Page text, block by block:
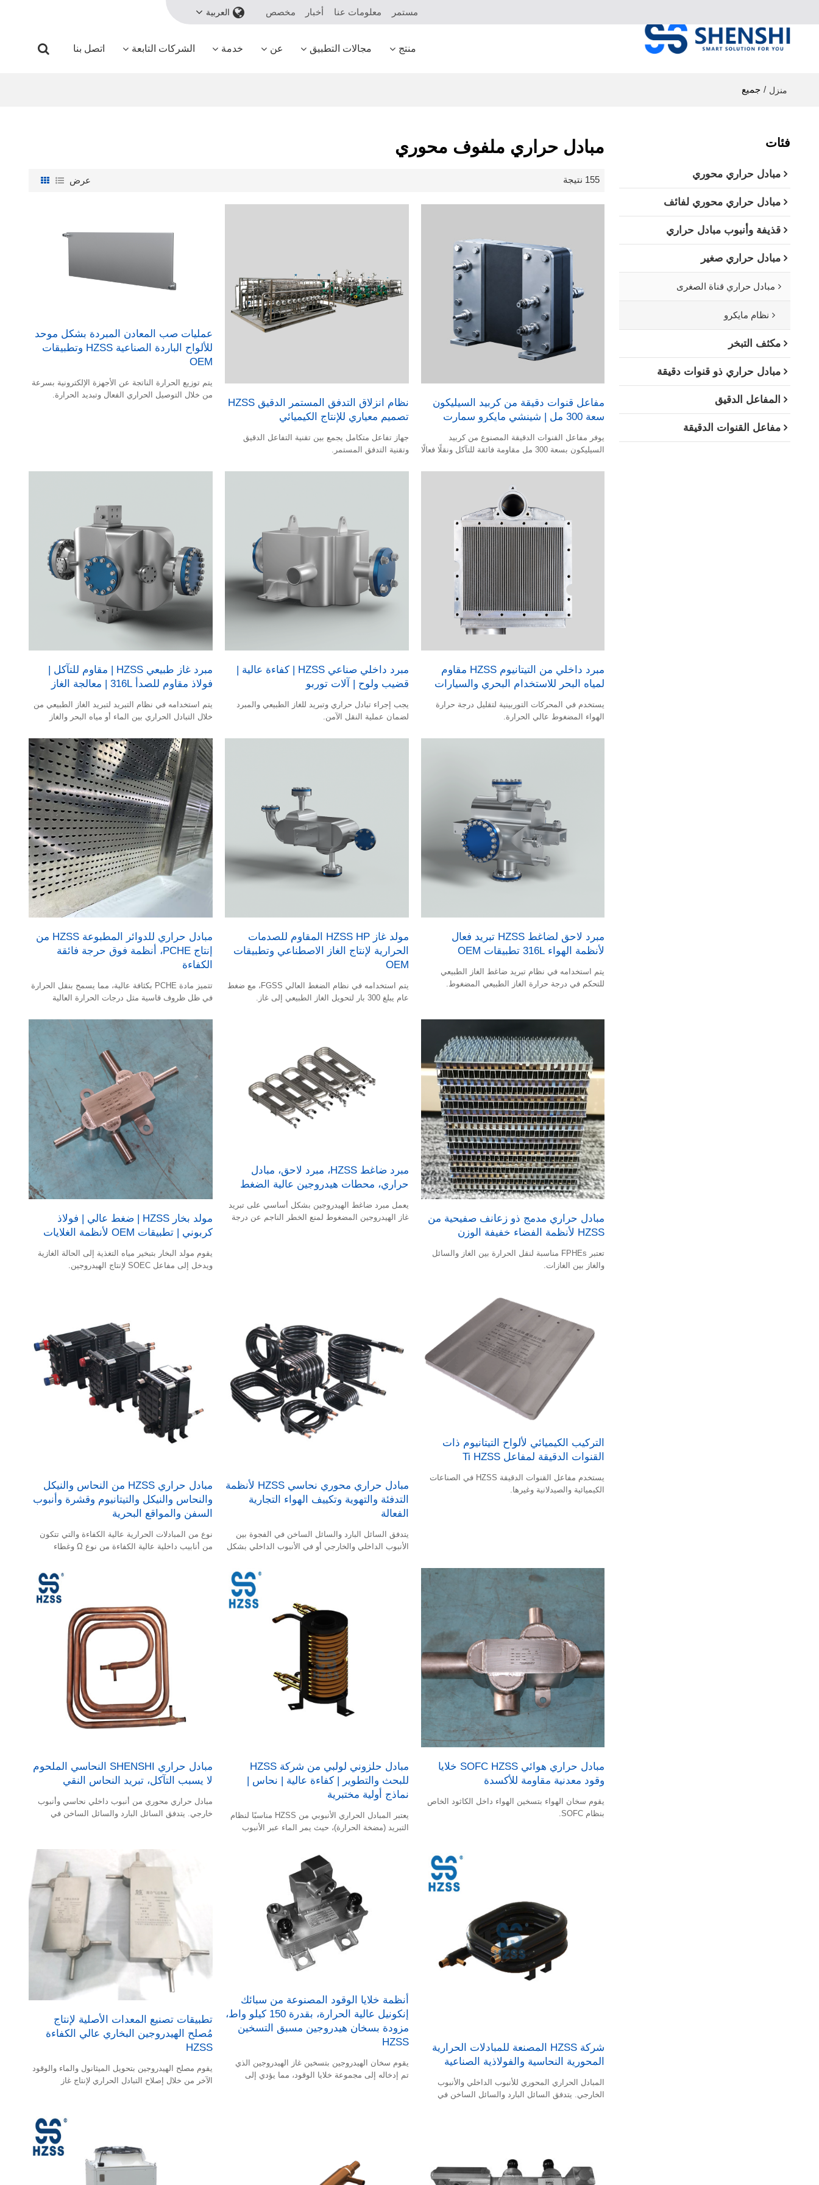
مستمر معلومات عنا أخبار مخصص العربية
منتج مجالات التطبيق عن خدمة الشركات التابعة اتصل بنا
منزل / جميع
مبادل حراري ملفوف محوري
155 نتيجة عرض
مفاعل قنوات دقيقة من كربيد السيليكون
سعة 300 مل | شينشي مايكرو سمارت
يوفر مفاعل القنوات الدقيقة المصنوع من كربيد
السيليكون بسعة 300 مل مقاومة فائقة للتآكل ونقلًا فعالًا
نظام انزلاق التدفق المستمر الدقيق HZSS
تصميم معياري للإنتاج الكيميائي
جهاز تفاعل متكامل يجمع بين تقنية التفاعل الدقيق
وتقنية التدفق المستمر.
عمليات صب المعادن المبردة بشكل موحد
للألواح الباردة الصناعية HZSS وتطبيقات
OEM
يتم توزيع الحرارة الناتجة عن الأجهزة الإلكترونية بسرعة
من خلال التوصيل الحراري الفعال وتبديد الحرارة.
مبرد داخلي من التيتانيوم HZSS مقاوم
لمياه البحر للاستخدام البحري والسيارات
يستخدم في المحركات التوربينية لتقليل درجة حرارة
الهواء المضغوط عالي الحرارة.
مبرد داخلي صناعي HZSS | كفاءة عالية |
قضيب ولوح | آلات توربو
يجب إجراء تبادل حراري وتبريد للغاز الطبيعي والمبرد
لضمان عملية النقل الآمن.
مبرد غاز طبيعي HZSS | مقاوم للتآكل |
فولاذ مقاوم للصدأ 316L | معالجة الغاز
يتم استخدامه في نظام التبريد لتبريد الغاز الطبيعي من
خلال التبادل الحراري بين الماء أو مياه البحر والغاز
مبرد لاحق لضاغط HZSS تبريد فعال
لأنظمة الهواء 316L تطبيقات OEM
يتم استخدامه في نظام تبريد ضاغط الغاز الطبيعي
للتحكم في درجة حرارة الغاز الطبيعي المضغوط.
مولد غاز HZSS HP المقاوم للصدمات
الحرارية لإنتاج الغاز الاصطناعي وتطبيقات
OEM
يتم استخدامه في نظام الضغط العالي FGSS، مع ضغط
عام يبلغ 300 بار لتحويل الغاز الطبيعي إلى غاز.
مبادل حراري للدوائر المطبوعة HZSS من
إنتاج PCHE، أنظمة فوق حرجة فائقة
الكفاءة
تتميز مادة PCHE بكثافة عالية، مما يسمح بنقل الحرارة
في ظل ظروف قاسية مثل درجات الحرارة العالية
مبادل حراري مدمج ذو زعانف صفيحية من
HZSS لأنظمة الفضاء خفيفة الوزن
تعتبر FPHEs مناسبة لنقل الحرارة بين الغاز والسائل
والغاز بين الغازات.
مبرد ضاغط HZSS، مبرد لاحق، مبادل
حراري، محطات هيدروجين عالية الضغط
يعمل مبرد ضاغط الهيدروجين بشكل أساسي على تبريد
غاز الهيدروجين المضغوط لمنع الخطر الناجم عن درجة
مولد بخار HZSS | ضغط عالي | فولاذ
كربوني | تطبيقات OEM لأنظمة الغلايات
يقوم مولد البخار بتبخير مياه التغذية إلى الحالة الغازية
ويدخل إلى مفاعل SOEC لإنتاج الهيدروجين.
التركيب الكيميائي لألواح التيتانيوم ذات
القنوات الدقيقة لمفاعل Ti HZSS
يستخدم مفاعل القنوات الدقيقة HZSS في الصناعات
الكيميائية والصيدلانية وغيرها.
مبادل حراري محوري نحاسي HZSS لأنظمة
التدفئة والتهوية وتكييف الهواء التجارية
الفعالة
يتدفق السائل البارد والسائل الساخن في الفجوة بين
الأنبوب الداخلي والخارجي أو في الأنبوب الداخلي بشكل
مبادل حراري HZSS من النحاس والنيكل
والنحاس والنيكل والتيتانيوم وقشرة وأنبوب
السفن والمواقع البحرية
نوع من المبادلات الحرارية عالية الكفاءة والتي تتكون
من أنابيب داخلية عالية الكفاءة من نوع Ω وغطاء
مبادل حراري هوائي SOFC HZSS خلايا
وقود معدنية مقاومة للأكسدة
يقوم سخان الهواء بتسخين الهواء داخل الكاثود الخاص
بنظام SOFC.
مبادل حلزوني لولبي من شركة HZSS
للبحث والتطوير | كفاءة عالية | نحاس |
نماذج أولية مختبرية
يعتبر المبادل الحراري الأنبوبي من HZSS مناسبًا لنظام
التبريد (مضخة الحرارة)، حيث يمر الماء عبر الأنبوب
مبادل حراري SHENSHI النحاسي الملحوم
لا يسبب التآكل، تبريد النحاس النقي
مبادل حراري محوري من أنبوب داخلي نحاسي وأنبوب
خارجي. يتدفق السائل البارد والسائل الساخن في
شركة HZSS المصنعة للمبادلات الحرارية
المحورية النحاسية والفولاذية الصناعية
المبادل الحراري المحوري للأنبوب الداخلي والأنبوب
الخارجي. يتدفق السائل البارد والسائل الساخن في
أنظمة خلايا الوقود المصنوعة من سبائك
إنكونيل عالية الحرارة، بقدرة 150 كيلو واط،
مزودة بسخان هيدروجين مسبق التسخين
HZSS
يقوم سخان الهيدروجين بتسخين غاز الهيدروجين الذي
تم إدخاله إلى مجموعة خلايا الوقود، مما يؤدي إلى
تطبيقات تصنيع المعدات الأصلية لإنتاج
مُصلح الهيدروجين البخاري عالي الكفاءة
HZSS
يقوم مصلح الهيدروجين بتحويل الميثانول والماء والوقود
الآخر من خلال إصلاح التبادل الحراري لإنتاج غاز
فئات
مبادل حراري محوري
مبادل حراري محوري لفائف
قذيفة وأنبوب مبادل حراري
مبادل حراري صغير
مبادل حراري قناة الصغرى
نظام مايكرو
مكثف التبخر
مبادل حراري ذو قنوات دقيقة
المفاعل الدقيق
مفاعل القنوات الدقيقة